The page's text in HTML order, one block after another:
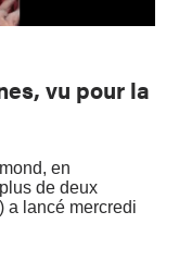
vu pour la
en
de deux
a lancé mercredi